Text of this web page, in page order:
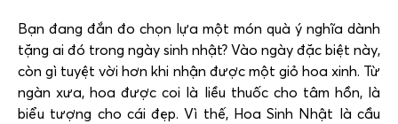
Bạn đang đắn đo chọn lựa một món quà ý nghĩa dành
tặng ai đó trong ngày sinh nhật? Vào ngày đặc biệt này,
còn gì tuyệt vời hơn khi nhận được một giỏ hoa xinh. Từ
ngàn xưa, hoa được coi là liều thuốc cho tâm hồn, là
biểu tượng cho cái đẹp. Vì thế, Hoa Sinh Nhật là cầu